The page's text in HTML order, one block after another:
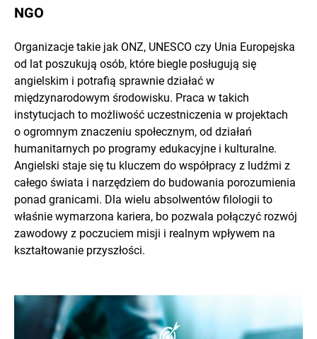
NGO
Organizacje takie jak ONZ, UNESCO czy Unia Europejska
od lat poszukują osób, które biegle posługują się
angielskim i potrafią sprawnie działać w
międzynarodowym środowisku. Praca w takich
instytucjach to możliwość uczestniczenia w projektach
o ogromnym znaczeniu społecznym, od działań
humanitarnych po programy edukacyjne i kulturalne.
Angielski staje się tu kluczem do współpracy z ludźmi z
całego świata i narzędziem do budowania porozumienia
ponad granicami. Dla wielu absolwentów filologii to
właśnie wymarzona kariera, bo pozwala połączyć rozwój
zawodowy z poczuciem misji i realnym wpływem na
kształtowanie przyszłości.